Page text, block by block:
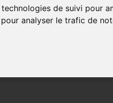
de suivi pour
analyser le trafic de